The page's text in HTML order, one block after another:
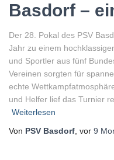
Basdorf –
Der 28. Pokal des PSV
Jahr zu einem
und Sportler aus fünf
Vereinen sorgten für
echte
und Helfer lief das Turnier
Weiterlesen
Von PSV Basdorf , vor 9